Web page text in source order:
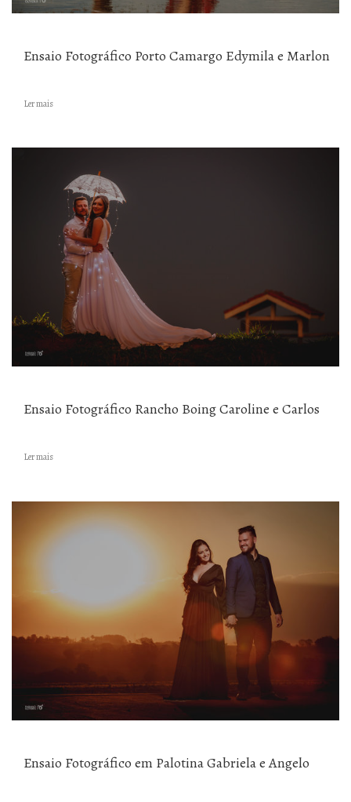
Ensaio Fotográfico Porto Camargo Edymila e Marlon
Ler mais
Ensaio Fotográfico Rancho Boing Caroline e Carlos
Ler mais
Ensaio Fotográfico em Palotina Gabriela e Angelo